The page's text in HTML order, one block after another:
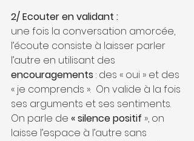
2/ Ecouter en validant :
une fois la conversation amorcée,
l’écoute consiste à laisser parler
l’autre en utilisant des
encouragements : des « oui » et des
« je comprends ».  On valide à la fois
ses arguments et ses sentiments.
On parle de « silence positif », on
laisse l’espace à l’autre sans